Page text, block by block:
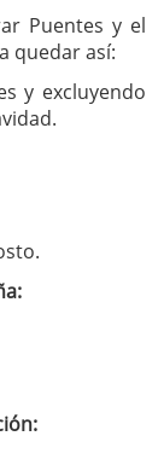
Puentes y el
quedar así:
y excluyendo